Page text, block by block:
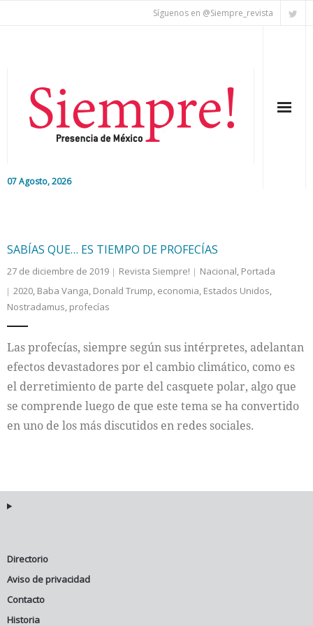
Síguenos en @Siempre_revista
07 Agosto, 2026
Editorial
Nacional
Colaboradores
Internacional
SABÍAS QUE… ES TIEMPO DE PROFECÍAS
27 de diciembre de 2019 Revista Siempre! Nacional, Portada
2020, Baba Vanga, Donald Trump, economia, Estados Unidos,
Nostradamus, profecías
Las profecías, siempre según sus intérpretes, adelantan
efectos devastadores por el cambio climático, como es
el derretimiento de parte del casquete polar, algo que
se comprende luego de que este tema se ha convertido
en uno de los más discutidos en redes sociales.
Directorio
Aviso de privacidad
Contacto
Historia